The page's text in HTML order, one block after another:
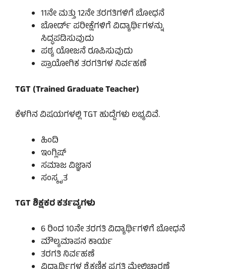
11ನೇ ಮತ್ತು 12ನೇ ತರಗತಿಗಳಿಗೆ ಬೋಧನೆ
ಬೋರ್ಡ್ ಪರೀಕ್ಷೆಗಳಿಗೆ ವಿದ್ಯಾರ್ಥಿಗಳನ್ನು
ಸಿದ್ಧಪಡಿಸುವುದು
ಪಠ್ಯ ಯೋಜನೆ ರೂಪಿಸುವುದು
ಪ್ರಾಯೋಗಿಕ ತರಗತಿಗಳ ನಿರ್ವಹಣೆ
TGT (Trained Graduate Teacher)
ಕೆಳಗಿನ ವಿಷಯಗಳಲ್ಲಿ TGT ಹುದ್ದೆಗಳು ಲಭ್ಯವಿವೆ.
ಹಿಂದಿ
ಇಂಗ್ಲಿಷ್
ಸಮಾಜ ವಿಜ್ಞಾನ
ಸಂಸ್ಕೃತ
TGT ಶಿಕ್ಷಕರ ಕರ್ತವ್ಯಗಳು
6 ರಿಂದ 10ನೇ ತರಗತಿ ವಿದ್ಯಾರ್ಥಿಗಳಿಗೆ ಬೋಧನೆ
ಮೌಲ್ಯಮಾಪನ ಕಾರ್ಯ
ತರಗತಿ ನಿರ್ವಹಣೆ